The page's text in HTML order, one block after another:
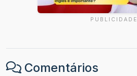
PUBLICIDADE
Comentários